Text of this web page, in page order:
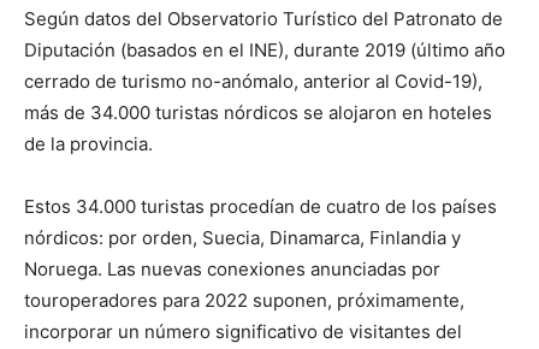
Según datos del Observatorio Turístico del Patronato de
Diputación (basados en el INE), durante 2019 (último año
cerrado de turismo no-anómalo, anterior al Covid-19),
más de 34.000 turistas nórdicos se alojaron en hoteles
de la provincia.
Estos 34.000 turistas procedían de cuatro de los países
nórdicos: por orden, Suecia, Dinamarca, Finlandia y
Noruega. Las nuevas conexiones anunciadas por
touroperadores para 2022 suponen, próximamente,
incorporar un número significativo de visitantes del